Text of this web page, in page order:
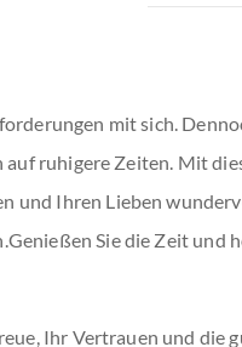
mit sich.
ruhigere Zeiten. Mit
und Ihren Lieben
Genießen Sie die Zeit und
Ihr Vertrauen und die